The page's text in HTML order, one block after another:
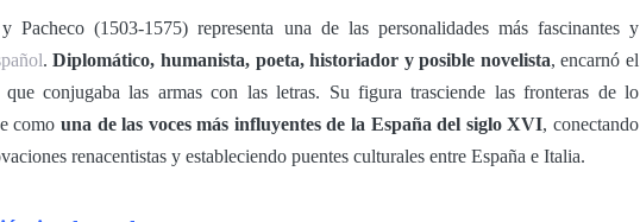
(1503-1575) representa una de las personalidades más fascinantes y
.Diplomático, humanista, poeta, historiador y posible novelista, encarnó el
que conjugaba las armas con las letras. Su figura trasciende las fronteras de lo
como una de las voces más influyentes de la España del siglo XVI, conectando
renacentistas y estableciendo puentes culturales entre España e Italia.